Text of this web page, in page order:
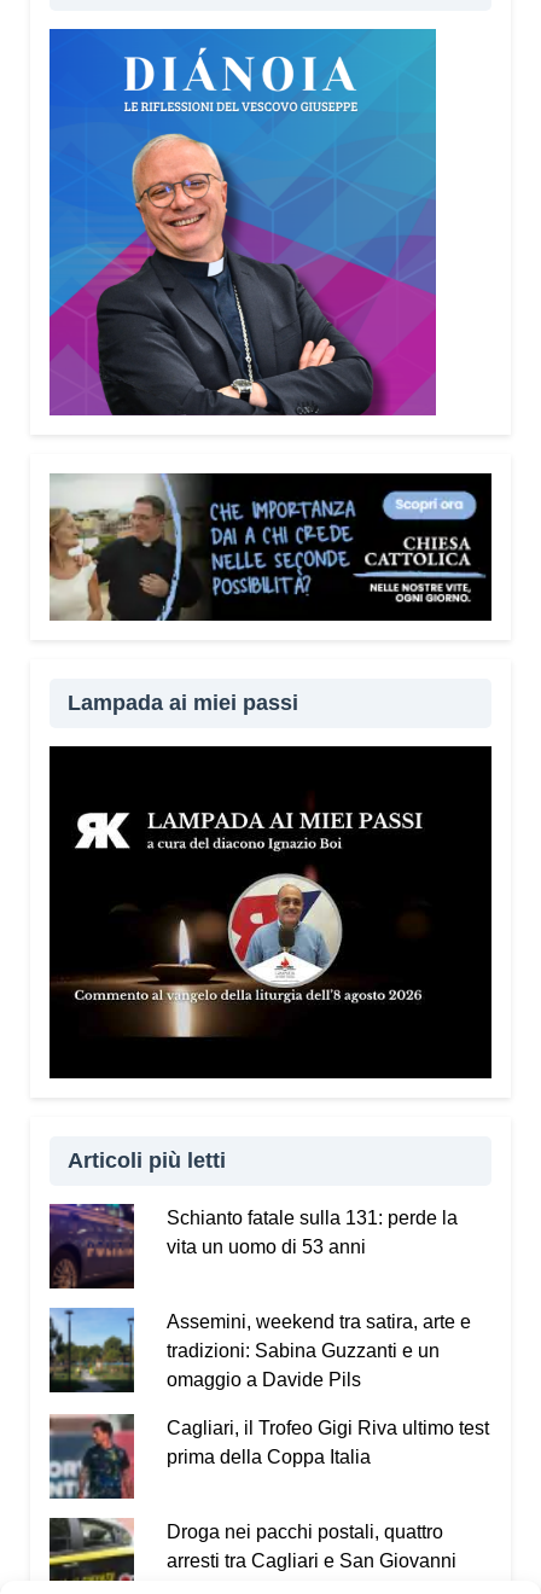
Lampada ai miei passi
Articoli più letti
Schianto fatale sulla 131: perde la
vita un uomo di 53 anni
Assemini, weekend tra satira, arte e
tradizioni: Sabina Guzzanti e un
omaggio a Davide Pils
Cagliari, il Trofeo Gigi Riva ultimo test
prima della Coppa Italia
Droga nei pacchi postali, quattro
arresti tra Cagliari e San Giovanni